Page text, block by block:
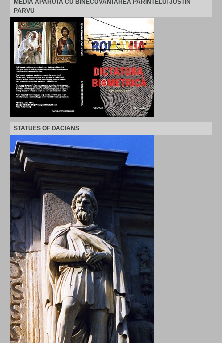
MEDIA APARUTA CU BINECUVANTAREA PARINTELUI JUSTIN
PARVU
STATUES OF DACIANS